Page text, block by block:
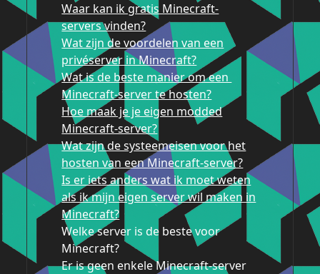
Waar kan ik gratis Minecraft-
servers vinden?
Wat zijn de voordelen van een
privéserver in Minecraft?
Wat is de beste manier om een ​​
Minecraft-server te hosten?
Hoe maak je je eigen modded
Minecraft-server?
Wat zijn de systeemeisen voor het
hosten van een Minecraft-server?
Is er iets anders wat ik moet weten
als ik mijn eigen server wil maken in
Minecraft?
Welke server is de beste voor
Minecraft?
Er is geen enkele Minecraft-server